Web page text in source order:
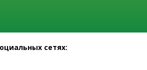
сетях: